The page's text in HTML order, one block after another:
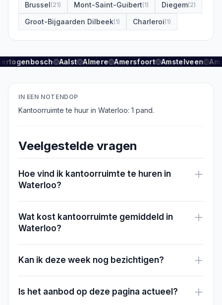
Brussel(21) Mont-Saint-Guibert(1) Diegem(2)
Groot-Bijgaarden Dilbeek(1) Charleroi(1)
Aalst Almere Amersfoort Amstelveen
IN EEN NOTENDOP
Kantoorruimte te huur in Waterloo: 1 pand.
Veelgestelde vragen
Hoe vind ik kantoorruimte te huren in
Waterloo?
Wat kost kantoorruimte gemiddeld in
Waterloo?
Kan ik deze week nog bezichtigen?
Is het aanbod op deze pagina actueel?